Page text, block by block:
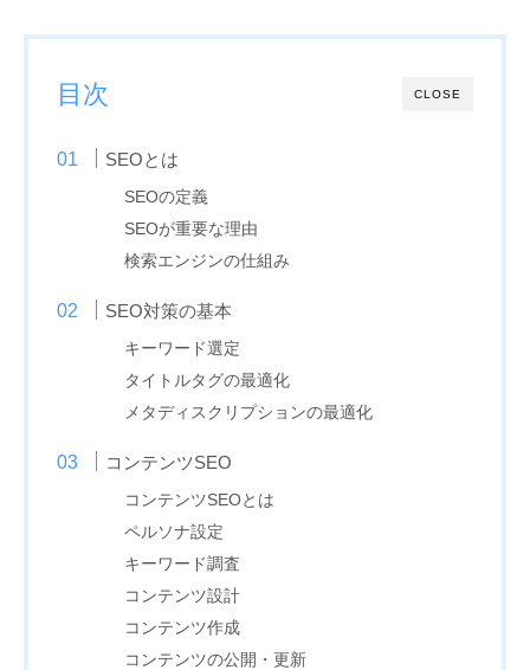
CLOSE
目次
SEOとは
SEOの定義
SEOが重要な理由
検索エンジンの仕組み
SEO対策の基本
キーワード選定
タイトルタグの最適化
メタディスクリプションの最適化
コンテンツSEO
コンテンツSEOとは
ペルソナ設定
キーワード調査
コンテンツ設計
コンテンツ作成
コンテンツの公開・更新